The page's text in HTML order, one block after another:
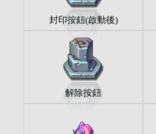
封印按鈕(啟動後)
解除按鈕